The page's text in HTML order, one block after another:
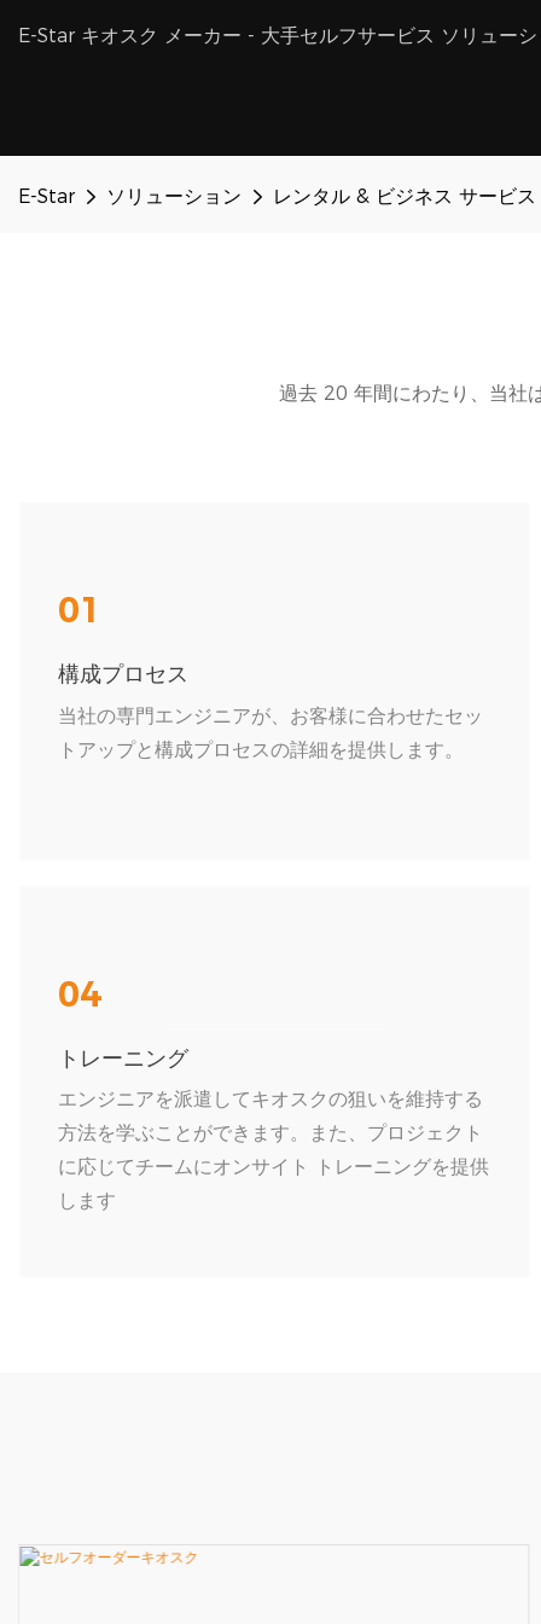
E-Star キオスク メーカー - 大手セルフサービス ソリュー
E-Star ソリューション レンタル & ビジネス サービス
過去 20 年間にわたり、当社
01
構成プロセス
当社の専門エンジニアが、お客様に合わせたセッ
トアップと構成プロセスの詳細を提供します。
04
トレーニング
エンジニアを派遣してキオスクの狙いを維持する
方法を学ぶことができます。また、プロジェクト
に応じてチームにオンサイト トレーニングを提供
します